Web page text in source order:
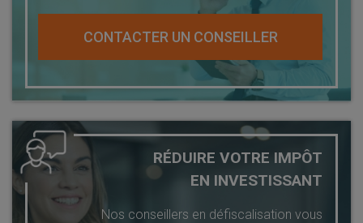
CONTACTER UN CONSEILLER
RÉDUIRE VOTRE IMPÔT
EN INVESTISSANT
Nos conseillers en défiscalisation vous